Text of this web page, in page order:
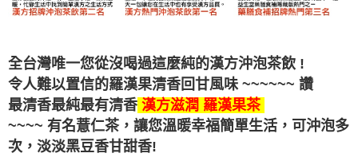
全台灣唯一您從沒喝過這麼純的漢方沖泡茶飲 !
令人難以置信的羅漢果清香回甘風味 ~~~~~~ 讚
最清香最純最有清香 漢方滋潤 羅漢果茶
~~~~ 有名薏仁茶，讓您溫暖幸福簡單生活，可沖泡多
次， 淡淡黑豆香甘甜香!